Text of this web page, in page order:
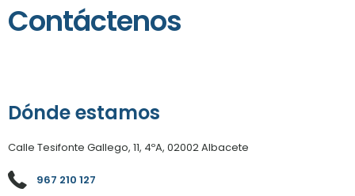
Contáctenos
Dónde estamos
Calle Tesifonte Gallego, 11, 4ºA, 02002 Albacete
967 210 127